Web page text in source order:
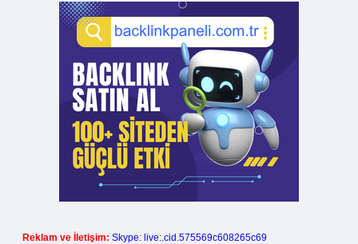
Reklam ve İletişim: Skype: live:.cid.575569c608265c69